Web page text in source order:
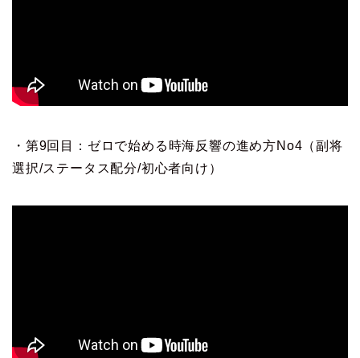
・第9回目：ゼロで始める時海反響の進め方No4（副将
選択/ステータス配分/初心者向け）